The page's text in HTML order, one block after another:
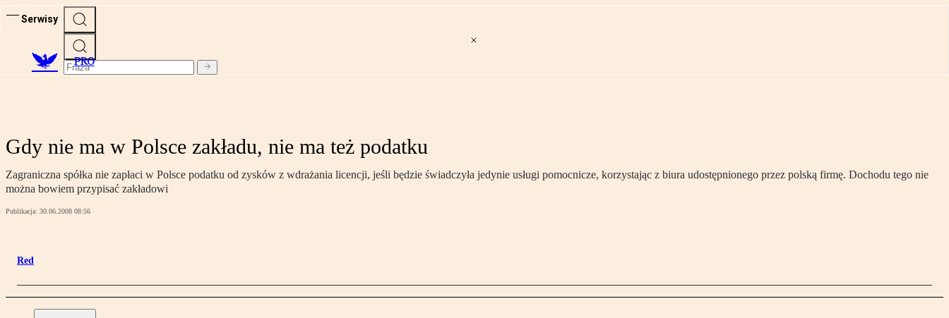
Serwisy
PRO
Gdy nie ma w Polsce zakładu, nie ma też podatku
Zagraniczna spółka nie zapłaci w Polsce podatku od zysków z wdrażania licencji, jeśli będzie świadczyła jedynie usługi pomocnicze, korzystając z biura udostępnionego przez polską firmę. Dochodu tego nie
można bowiem przypisać zakładowi
Publikacja: 30.06.2008 08:56
Red